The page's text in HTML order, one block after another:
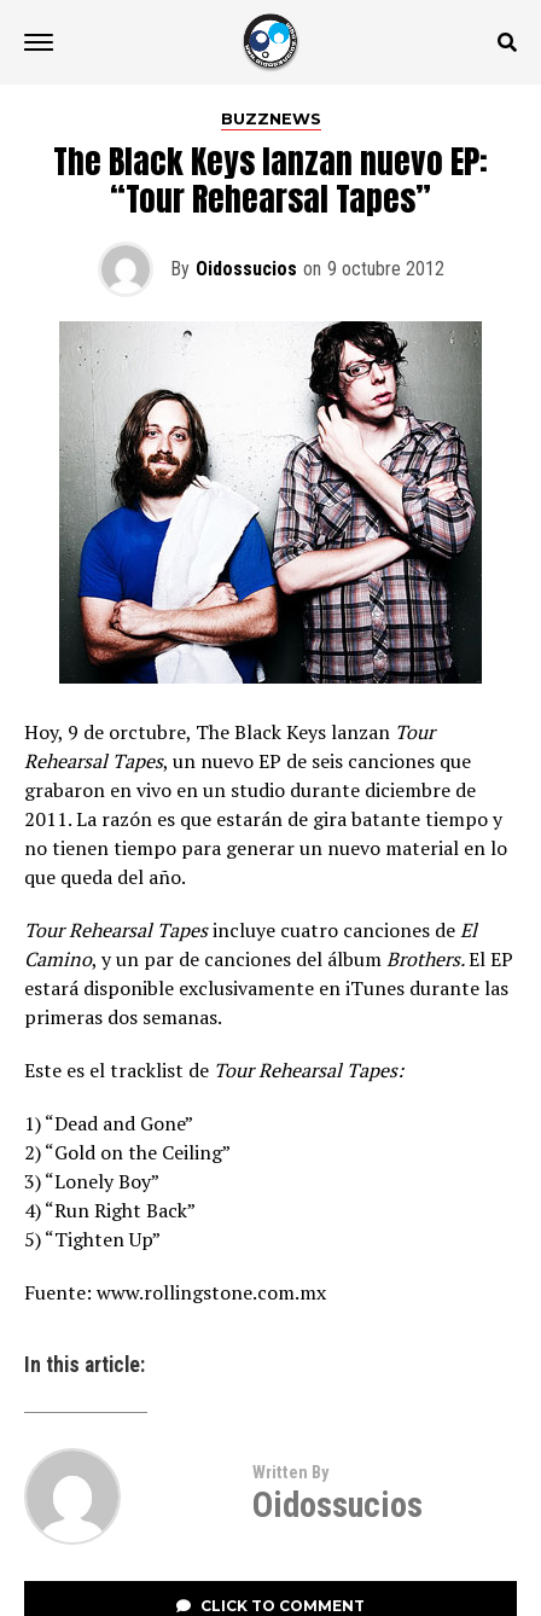
BUZZNEWS
The Black Keys lanzan nuevo EP:
“Tour Rehearsal Tapes”
By Oidossucios on 9 octubre 2012
Hoy, 9 de orctubre, The Black Keys lanzan Tour
Rehearsal Tapes, un nuevo EP de seis canciones que
grabaron en vivo en un studio durante diciembre de
2011. La razón es que estarán de gira batante tiempo y
no tienen tiempo para generar un nuevo material en lo
que queda del año.
Tour Rehearsal Tapesincluye cuatro canciones deEl
Camino, y un par de canciones del álbumBrothers.El EP
estará disponible exclusivamente en iTunes durante las
primeras dos semanas.
Este es el tracklist de Tour Rehearsal Tapes:
1) “Dead and Gone”
2) “Gold on the Ceiling”
3) “Lonely Boy”
4) “Run Right Back”
5) “Tighten Up”
Fuente: www.rollingstone.com.mx
In this article:
Written By
Oidossucios
CLICK TO COMMENT